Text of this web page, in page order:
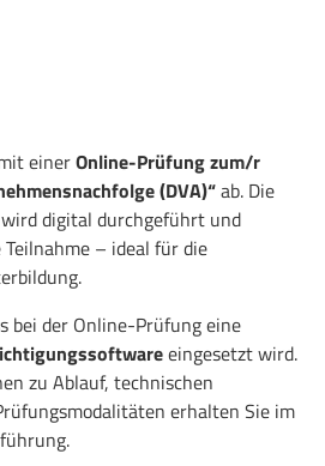
einerOnline-Prüfung zum/r
(DVA)“ab. Die
digital durchgeführt und
– ideal für die
bei der Online-Prüfung eine
eingesetzt wird.
zu Ablauf, technischen
erhalten Sie im